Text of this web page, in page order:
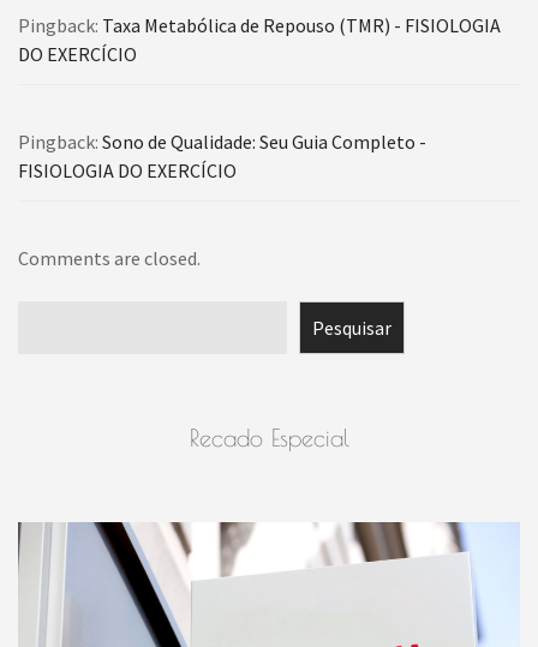
Pingback: Taxa Metabólica de Repouso (TMR) - FISIOLOGIA
DO EXERCÍCIO
Pingback: Sono de Qualidade: Seu Guia Completo -
FISIOLOGIA DO EXERCÍCIO
Comments are closed.
Pesquisar
Recado Especial